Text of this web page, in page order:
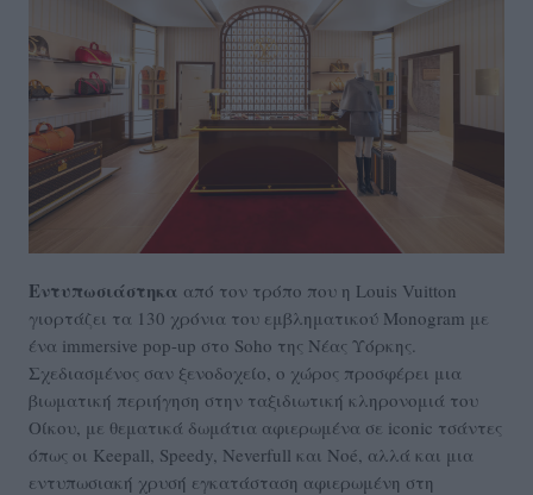
Εντυπωσιάστηκα από τον τρόπο που η Louis Vuitton
γιορτάζει τα 130 χρόνια του εμβληματικού Monogram με
ένα immersive pop-up στο Soho της Νέας Υόρκης.
Σχεδιασμένος σαν ξενοδοχείο, ο χώρος προσφέρει μια
βιωματική περιήγηση στην ταξιδιωτική κληρονομιά του
Οίκου, με θεματικά δωμάτια αφιερωμένα σε iconic τσάντες
όπως οι Keepall, Speedy, Neverfull και Noé, αλλά και μια
εντυπωσιακή χρυσή εγκατάσταση αφιερωμένη στη